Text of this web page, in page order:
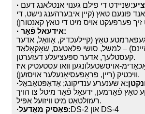
שניידט די פילם גענוי אנטלאנג דעם
פונעם טאץ (קיין איבערהענג נישט, די
· אידעאל פֿאַר:
געפארמטע טאַץ (קיילעכדיק, אָוואַל, אדער
– למשל, סושי פּלאַטעס, שאָקאָלאַד
קעסטלעך, אדער ספּעציעלע דעזערטן.
אויסשטעלונגען וואו עסטעטיק איז
וויכטיק (ריין, פּראָפעסיאָנעלער אויסזען).
א שענערע ענדיקונג; אַדאַפּטאַבאַל
טאַץ פֿאָרמען, ידעאַל פֿאַר מיטל צו הויך
רעזולטאַט מיט וויזועל אַפּיל.
·פּאַסיק מאָדעל:
DS-2 און DS-4